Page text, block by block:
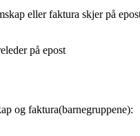
eller faktura skjer på
på epost
og faktura(barnegruppene):